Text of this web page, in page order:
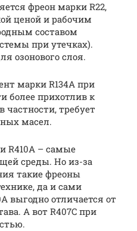
фреон марки R22,
ценой и рабочим
составом
при утечках).
озонового слоя.
марки R134A при
более прихотлив к
частности, требует
масел.
R410A – самые
среды. Но из-за
такие фреоны
да и сами
выгодно отличается от
А вот R407C при